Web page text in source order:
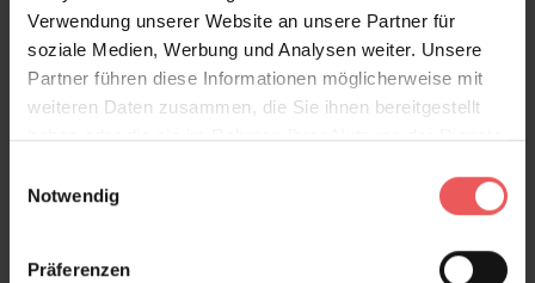
Verwendung unserer Website an unsere Partner für
soziale Medien, Werbung und Analysen weiter. Unsere
Partner führen diese Informationen möglicherweise mit
weiteren Daten zusammen, die Sie ihnen bereitgestellt
haben oder die sie im Rahmen Ihrer Nutzung der Dienste
Notwendig
Präferenzen
also ermutigen wir Sie, mutig mit Gelb umzugehen
und Glück in Ihrem Zuhause zu finden!
Produktdetails